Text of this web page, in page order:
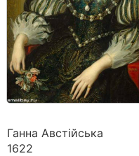
Ганна Австійська
1622